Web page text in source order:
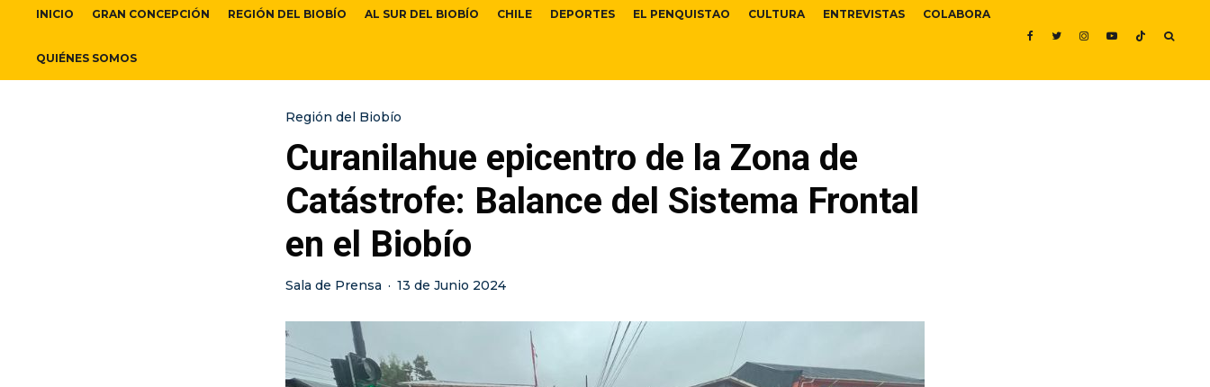
INICIO GRAN CONCEPCIÓN REGIÓN DEL BIOBÍO AL SUR DEL BIOBÍO CHILE DEPORTES EL PENQUISTAO CULTURA ENTREVISTAS COLABORA
QUIÉNES SOMOS
Región del Biobío
Curanilahue epicentro de la Zona de
Catástrofe: Balance del Sistema Frontal
en el Biobío
Sala de Prensa · 13 de Junio 2024